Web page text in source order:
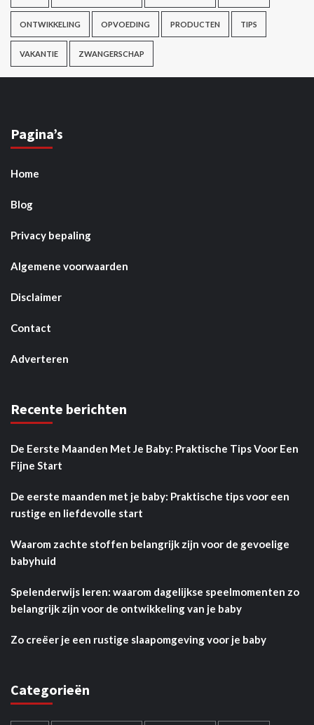
ONTWIKKELING OPVOEDING PRODUCTEN TIPS
VAKANTIE ZWANGERSCHAP
Pagina’s
Home
Blog
Privacy bepaling
Algemene voorwaarden
Disclaimer
Contact
Adverteren
Recente berichten
De Eerste Maanden Met Je Baby: Praktische Tips Voor Een
Fijne Start
De eerste maanden met je baby: Praktische tips voor een
rustige en liefdevolle start
Waarom zachte stoffen belangrijk zijn voor de gevoelige
babyhuid
Spelenderwijs leren: waarom dagelijkse speelmomenten zo
belangrijk zijn voor de ontwikkeling van je baby
Zo creëer je een rustige slaapomgeving voor je baby
Categorieën